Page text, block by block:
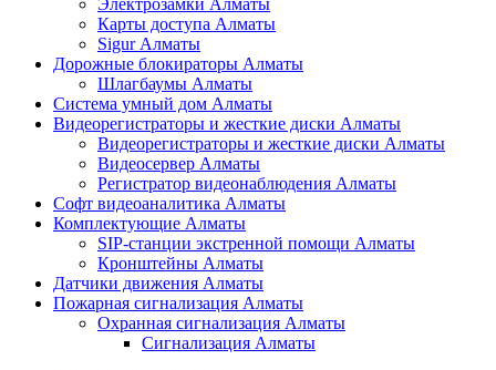
Электрозамки Алматы
Карты доступа Алматы
Sigur Алматы
Дорожные блокираторы Алматы
Шлагбаумы Алматы
Система умный дом Алматы
Видеорегистраторы и жесткие диски Алматы
Видеорегистраторы и жесткие диски Алматы
Видеосервер Алматы
Регистратор видеонаблюдения Алматы
Софт видеоаналитика Алматы
Комплектующие Алматы
SIP-станции экстренной помощи Алматы
Кронштейны Алматы
Датчики движения Алматы
Пожарная сигнализация Алматы
Охранная сигнализация Алматы
Сигнализация Алматы